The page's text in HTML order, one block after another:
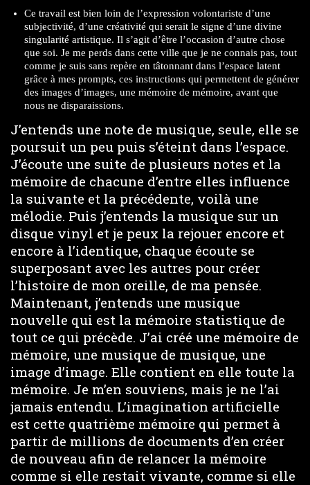
Ce travail est bien loin de l’expression volontariste d’une
subjectivité, d’une créativité qui serait le signe d’une divine
singularité artistique. Il s’agit d’être l’occasion d’autre chose
que soi. Je me perds dans cette ville que je ne connais pas, tout
comme je suis sans repère en tâtonnant dans l’espace latent
grâce à mes prompts, ces instructions qui permettent de générer
des images d’images, une mémoire de mémoire, avant que
nous ne disparaissions.
J’entends une note de musique, seule, elle se
poursuit un peu puis s’éteint dans l’espace.
J’écoute une suite de plusieurs notes et la
mémoire de chacune d’entre elles influence
la suivante et la précédente, voilà une
mélodie. Puis j’entends la musique sur un
disque vinyl et je peux la rejouer encore et
encore à l’identique, chaque écoute se
superposant avec les autres pour créer
l’histoire de mon oreille, de ma pensée.
Maintenant, j’entends une musique
nouvelle qui est la mémoire statistique de
tout ce qui précède. J’ai créé une mémoire de
mémoire, une musique de musique, une
image d’image. Elle contient en elle toute la
mémoire. Je m’en souviens, mais je ne l’ai
jamais entendu. L’imagination artificielle
est cette quatrième mémoire qui permet à
partir de millions de documents d’en créer
de nouveau afin de relancer la mémoire
comme si elle restait vivante, comme si elle